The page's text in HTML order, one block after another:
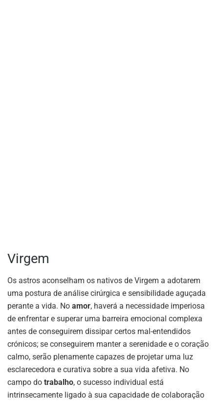
Virgem
Os astros aconselham os nativos de Virgem a adotarem
uma postura de análise cirúrgica e sensibilidade aguçada
perante a vida. No amor, haverá a necessidade imperiosa
de enfrentar e superar uma barreira emocional complexa
antes de conseguirem dissipar certos mal-entendidos
crónicos; se conseguirem manter a serenidade e o coração
calmo, serão plenamente capazes de projetar uma luz
esclarecedora e curativa sobre a sua vida afetiva. No
campo do trabalho, o sucesso individual está
intrinsecamente ligado à sua capacidade de colaboração